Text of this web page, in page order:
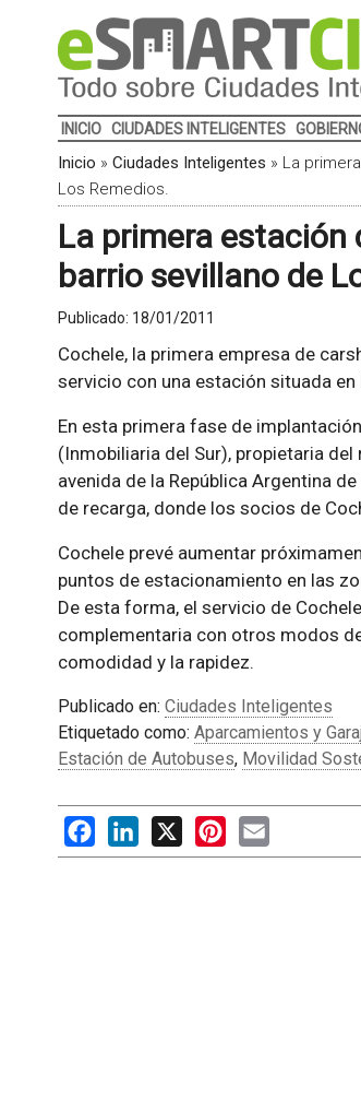
INICIO CIUDADES INTELIGENTES
Inicio » Ciudades Inteligentes » La
Los Remedios.
La primera estación
barrio sevillano de
Publicado: 18/01/2011
Cochele, la primera empresa de
servicio con una estación situada en
En esta primera fase de
(Inmobiliaria del Sur), propietaria
avenida de la República Argentina
de recarga, donde los socios de
Cochele prevé aumentar
puntos de estacionamiento en las
De esta forma, el servicio de
complementaria con otros modos
comodidad y la rapidez.
Publicado en: Ciudades Inteligentes
Etiquetado como: Aparcamientos y
Estación de Autobuses, Movilidad
FacebookLinkedIn
X PinterestEmail